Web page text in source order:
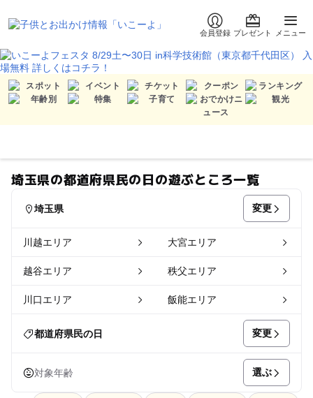
会員登録 プレゼント メニュー
埼玉県の都道府県民の日の遊ぶところ一覧
埼玉県 変更
川越エリア 大宮エリア
越谷エリア 秩父エリア
川口エリア 飯能エリア
都道府県民の日 変更
対象年齢 選ぶ